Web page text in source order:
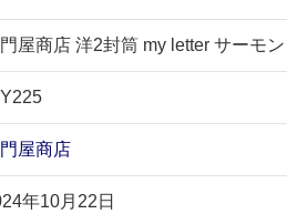
屋商店 洋2封筒 my letter サーモ
屋商店
年10月22日